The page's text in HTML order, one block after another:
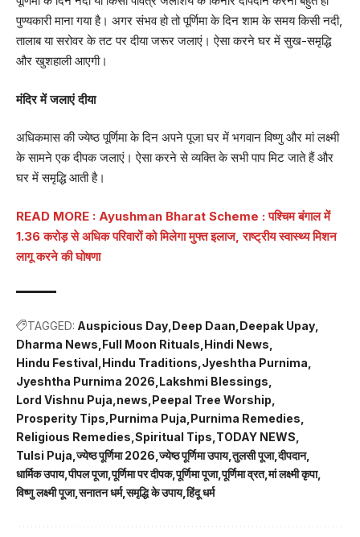
पुण्यकारी माना गया है। अगर संभव हो तो पूर्णिमा के दिन शाम के समय किसी नदी,
तालाब या सरोवर के तट पर दीया जरूर जलाएं। ऐसा करने घर में सुख-समृद्धि
और खुशहाली आएगी।
मंदिर में जलाएं दीया
अधिकमास की ज्येष्ठ पूर्णिमा के दिन अपने पूजा घर में भगवान विष्णु और मां लक्ष्मी
के सामने एक दीपक जलाएं। ऐसा करने से व्यक्ति के सभी पाप मिट जाते हैं और
घर में समृद्धि आती है।
READ MORE : Ayushman Bharat Scheme : पश्चिम बंगाल में
1.36 करोड़ से अधिक परिवारों को मिलेगा मुफ्त इलाज, राष्ट्रीय स्वास्थ्य मिशन
लागू करने की घोषणा
TAGGED: Auspicious Day Deep Daan Deepak Upay
Dharma News Full Moon Rituals Hindi News
Hindu Festival Hindu Traditions Jyeshtha Purnima
Jyeshtha Purnima 2026 Lakshmi Blessings
Lord Vishnu Puja news Peepal Tree Worship
Prosperity Tips Purnima Puja Purnima Remedies
Religious Remedies Spiritual Tips TODAY NEWS
Tulsi Puja ज्येष्ठ पूर्णिमा 2026 ज्येष्ठ पूर्णिमा उपाय तुलसी पूजा दीपदान
धार्मिक उपाय पीपल पूजा पूर्णिमा पर दीपक पूर्णिमा पूजा पूर्णिमा व्रत मां लक्ष्मी कृपा
विष्णु लक्ष्मी पूजा सनातन धर्म समृद्धि के उपाय हिंदू धर्म